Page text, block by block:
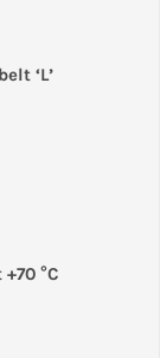
‘L’
°C